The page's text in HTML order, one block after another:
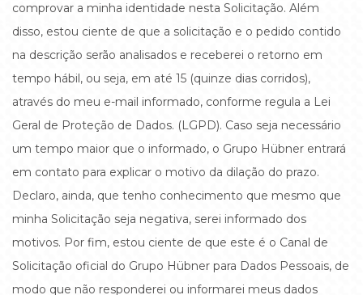
comprovar a minha identidade nesta Solicitação. Além
disso, estou ciente de que a solicitação e o pedido contido
na descrição serão analisados e receberei o retorno em
tempo hábil, ou seja, em até 15 (quinze dias corridos),
através do meu e-mail informado, conforme regula a Lei
Geral de Proteção de Dados. (LGPD). Caso seja necessário
um tempo maior que o informado, o Grupo Hübner entrará
em contato para explicar o motivo da dilação do prazo.
Declaro, ainda, que tenho conhecimento que mesmo que
minha Solicitação seja negativa, serei informado dos
motivos. Por fim, estou ciente de que este é o Canal de
Solicitação oficial do Grupo Hübner para Dados Pessoais, de
modo que não responderei ou informarei meus dados